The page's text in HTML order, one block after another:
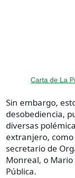
Carta de La
Sin embargo,
desobediencia,
diversas
extranjero, como
secretario de
Monreal, o
Pública.